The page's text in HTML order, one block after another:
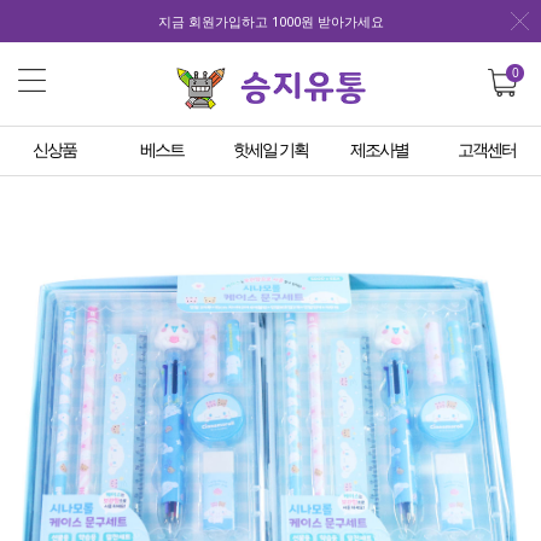
지금 회원가입하고 1000원 받아가세요
0
신상품 베스트 핫세일 기획 제조사별 고객센터